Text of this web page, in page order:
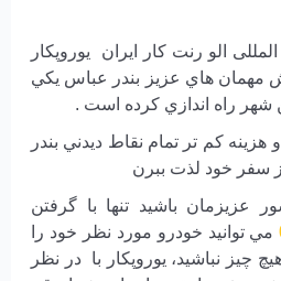
الو رنت کار ایران يوروپكار
مهمان هاي عزيز بندر عباس يكي
شهر راه اندازي كرده است .
كم تر تمام نقاط ديدني بندر
سفر خود لذت ببرن
عزيزمان باشيد تنها با گرفتن
مي توانيد خودرو مورد نظر خود را
چيز نباشيد، يوروپكار با در نظر